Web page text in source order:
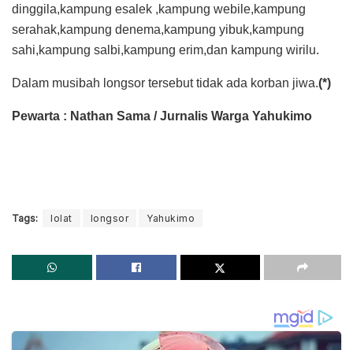
dinggila,kampung esalek ,kampung webile,kampung
serahak,kampung denema,kampung yibuk,kampung
sahi,kampung salbi,kampung erim,dan kampung wirilu.
Dalam musibah longsor tersebut tidak ada korban jiwa.(*)
Pewarta : Nathan Sama / Jurnalis Warga Yahukimo
Tags: lolat longsor Yahukimo